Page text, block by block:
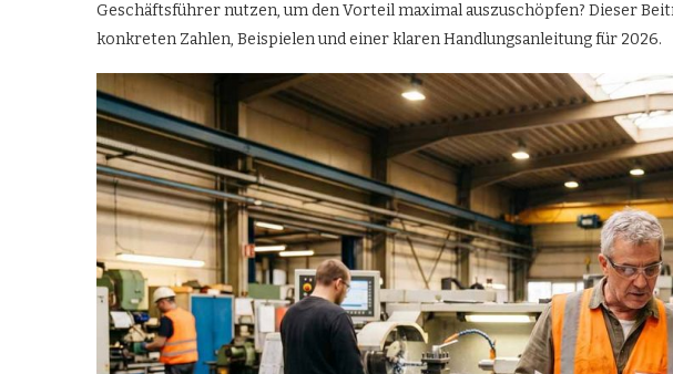
Geschäftsführer nutzen, um den Vorteil maximal auszuschöpfen? Dieser
konkreten Zahlen, Beispielen und einer klaren Handlungsanleitung für 2026.